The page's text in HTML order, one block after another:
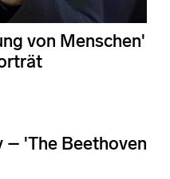
von Menschen'
– 'The Beethoven